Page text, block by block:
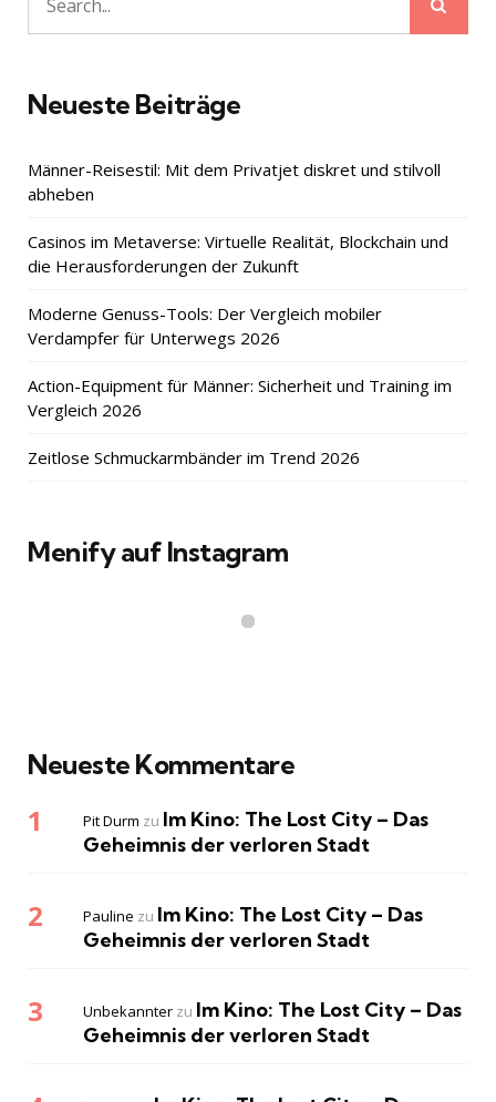
Search
for:
Neueste Beiträge
Männer-Reisestil: Mit dem Privatjet diskret und stilvoll
abheben
Casinos im Metaverse: Virtuelle Realität, Blockchain und
die Herausforderungen der Zukunft
Moderne Genuss-Tools: Der Vergleich mobiler
Verdampfer für Unterwegs 2026
Action-Equipment für Männer: Sicherheit und Training im
Vergleich 2026
Zeitlose Schmuckarmbänder im Trend 2026
Menify auf Instagram
Neueste Kommentare
Pit Durm zu Im Kino: The Lost City – Das
Geheimnis der verloren Stadt
Pauline zu Im Kino: The Lost City – Das
Geheimnis der verloren Stadt
Unbekannter zu Im Kino: The Lost City – Das
Geheimnis der verloren Stadt